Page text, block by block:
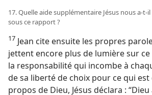
17. Quelle aide supplémentaire Jésus nous a-​t-​
sous ce rapport ?
17 Jean cite ensuite les propres
jettent encore plus de lumière sur
la responsabilité qui incombe à
de sa liberté de choix pour ce qui est
propos de Dieu, Jésus déclara :